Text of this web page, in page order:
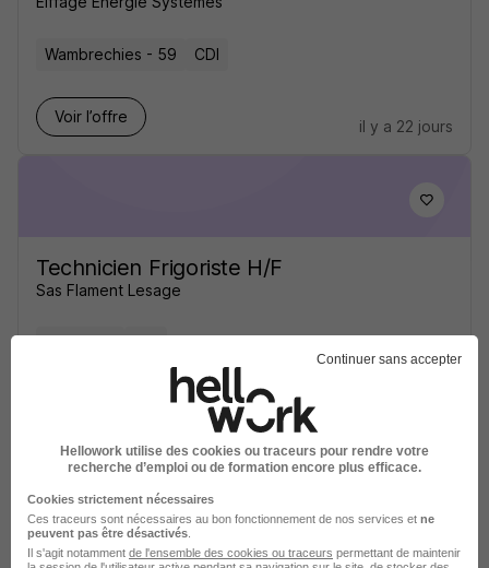
Wambrechies - 59 CDI
Voir l’offre
il y a 22 jours
Technicien Frigoriste H/F
Sas Flament Lesage
Frigoriste H/F
Continuer sans accepter
Hellowork utilise des cookies ou traceurs pour rendre votre
recherche d’emploi ou de formation encore plus efficace.
Cookies strictement nécessaires
Ces traceurs sont nécessaires au bon fonctionnement de nos services et ne
peuvent pas être désactivés
Il s'agit notamment de l'ensemble des cookies ou traceurs permettant de maintenir